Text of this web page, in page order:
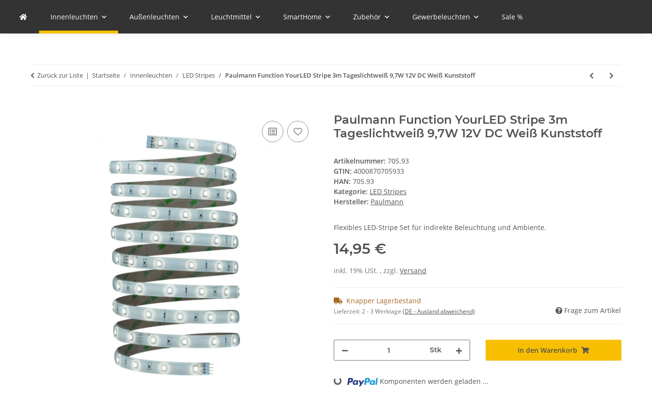
Innenleuchten Außenleuchten Leuchtmittel SmartHome Zubehör Gewerbeleuchten Sale %
Zurück zur Liste Startseite Innenleuchten LED Stripes Paulmann Function YourLED Stripe 3m Tageslichtweiß 9,7W 12V DC Weiß Kunststoff
Paulmann Function YourLED Stripe 3m
Tageslichtweiß 9,7W 12V DC Weiß Kunststoff
Artikelnummer: 705.93
GTIN: 4000870705933
HAN: 705.93
Kategorie: LED Stripes
Hersteller: Paulmann
Flexibles LED-Stripe Set für indirekte Beleuchtung und Ambiente.
14,95 €
inkl. 19% USt. , zzgl. Versand
Knapper Lagerbestand
Lieferzeit:2 - 3 Werktage (DE - Ausland abweichend) Frage zum Artikel
Stk In den Warenkorb
Loading... Komponenten werden geladen ...